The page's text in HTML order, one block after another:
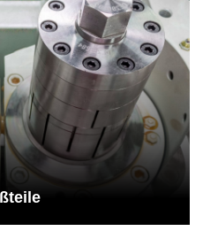
eine Grundvoraussetzung für